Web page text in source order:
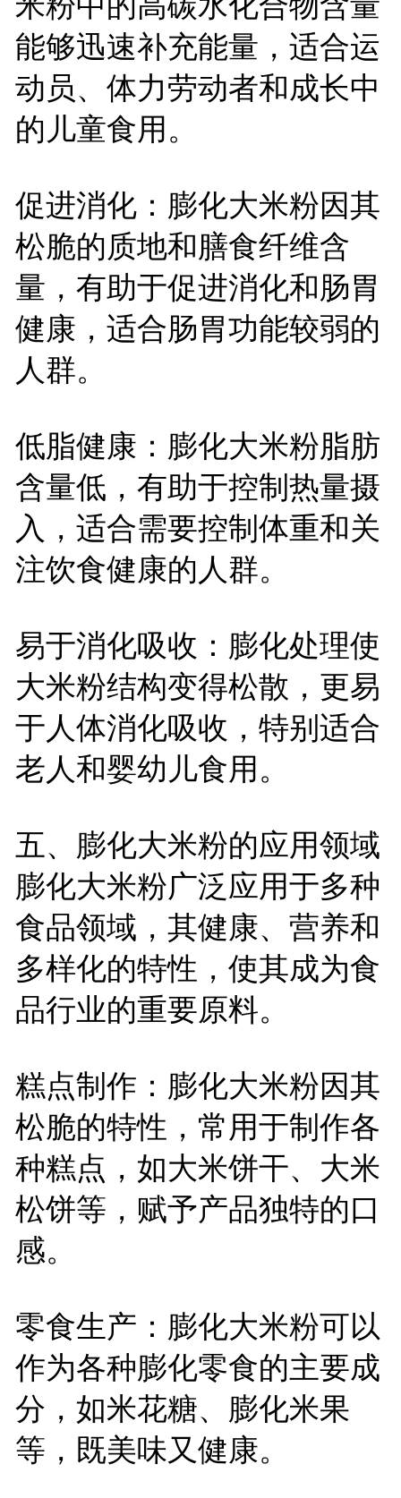
能够迅速补充能量，适合运
动员、体力劳动者和成长中
的儿童食用。
促进消化：膨化大米粉因其
松脆的质地和膳食纤维含
量，有助于促进消化和肠胃
健康，适合肠胃功能较弱的
人群。
低脂健康：膨化大米粉脂肪
含量低，有助于控制热量摄
入，适合需要控制体重和关
注饮食健康的人群。
易于消化吸收：膨化处理使
大米粉结构变得松散，更易
于人体消化吸收，特别适合
老人和婴幼儿食用。
五、膨化大米粉的应用领域
膨化大米粉广泛应用于多种
食品领域，其健康、营养和
多样化的特性，使其成为食
品行业的重要原料。
糕点制作：膨化大米粉因其
松脆的特性，常用于制作各
种糕点，如大米饼干、大米
松饼等，赋予产品独特的口
感。
零食生产：膨化大米粉可以
作为各种膨化零食的主要成
分，如米花糖、膨化米果
等，既美味又健康。